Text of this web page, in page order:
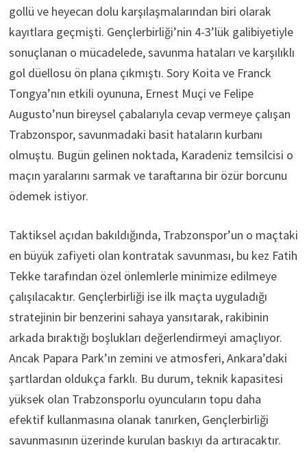
gollü ve heyecan dolu karşılaşmalarından biri olarak
kayıtlara geçmişti. Gençlerbirliği’nin 4-3’lük galibiyetiyle
sonuçlanan o mücadelede, savunma hataları ve karşılıklı
gol düellosu ön plana çıkmıştı. Sory Koita ve Franck
Tongya’nın etkili oyununa, Ernest Muçi ve Felipe
Augusto’nun bireysel çabalarıyla cevap vermeye çalışan
Trabzonspor, savunmadaki basit hataların kurbanı
olmuştu. Bugün gelinen noktada, Karadeniz temsilcisi o
maçın yaralarını sarmak ve taraftarına bir özür borcunu
ödemek istiyor.
Taktiksel açıdan bakıldığında, Trabzonspor’un o maçtaki
en büyük zafiyeti olan kontratak savunması, bu kez Fatih
Tekke tarafından özel önlemlerle minimize edilmeye
çalışılacaktır. Gençlerbirliği ise ilk maçta uyguladığı
stratejinin bir benzerini sahaya yansıtarak, rakibinin
arkada bıraktığı boşlukları değerlendirmeyi amaçlıyor.
Ancak Papara Park’ın zemini ve atmosferi, Ankara’daki
şartlardan oldukça farklı. Bu durum, teknik kapasitesi
yüksek olan Trabzonsporlu oyuncuların topu daha
efektif kullanmasına olanak tanırken, Gençlerbirliği
savunmasının üzerinde kurulan baskıyı da artıracaktır.